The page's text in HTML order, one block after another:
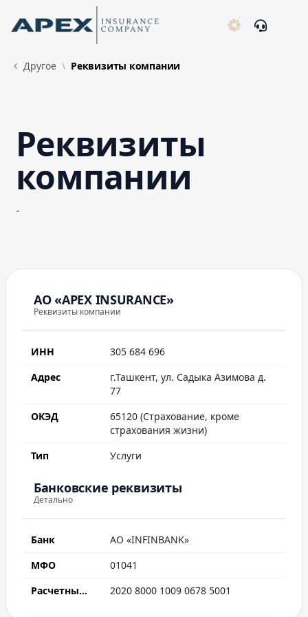
Skip to Main Content
Другое Реквизиты компании
Реквизиты
компании
-
АО «APEX INSURANCE»
Реквизиты компании
ИНН
305 684 696
Адрес
г.Ташкент, ул. Садыка Азимова д.
77
ОКЭД
65120 (Страхование, кроме
страхования жизни)
Тип
Услуги
Банковские реквизиты
Детально
Банк
АО «INFINBANK»
МФО
01041
Расчетный счет
2020 8000 1009 0678 5001
New
What's New